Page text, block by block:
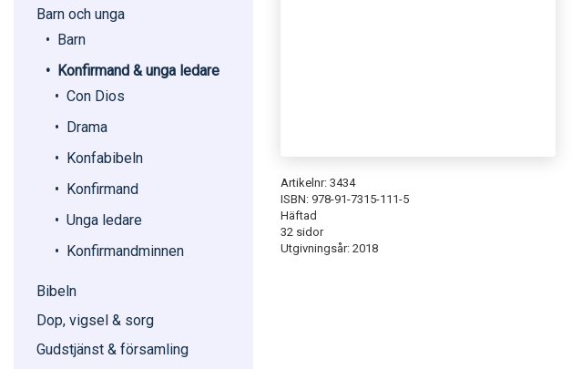
Barn och unga
Barn
Konfirmand & unga ledare
Con Dios
Drama
Konfabibeln
Konfirmand
Unga ledare
Konfirmandminnen
Bibeln
Dop, vigsel & sorg
Gudstjänst & församling
Artikelnr: 3434
ISBN: 978-91-7315-111-5
Häftad
32 sidor
Utgivningsår: 2018